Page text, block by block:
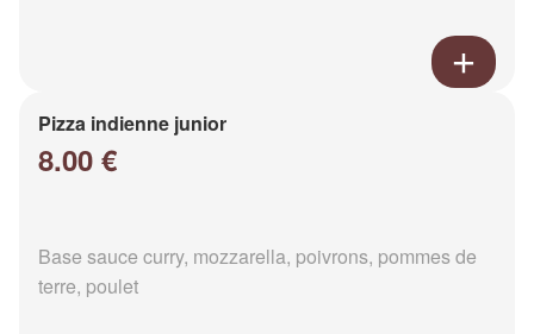
Pizza indienne junior
8.00 €
Base sauce curry, mozzarella, poivrons, pommes de
terre, poulet